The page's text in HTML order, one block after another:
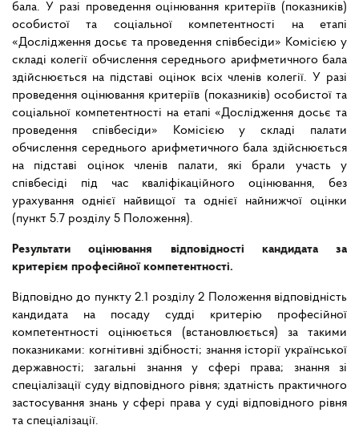
бала. У разі проведення оцінювання критеріїв (показників)
особистої та соціальної компетентності на етапі
«Дослідження досьє та проведення співбесіди» Комісією у
складі колегії обчислення середнього арифметичного бала
здійснюється на підставі оцінок всіх членів колегії. У разі
проведення оцінювання критеріїв (показників) особистої та
соціальної компетентності на етапі «Дослідження досьє та
проведення співбесіди» Комісією у складі палати
обчислення середнього арифметичного бала здійснюється
на підставі оцінок членів палати, які брали участь у
співбесіді під час кваліфікаційного оцінювання, без
урахування однієї найвищої та однієї найнижчої оцінки
(пункт 5.7 розділу 5 Положення).
Результати оцінювання відповідності кандидата за
критерієм професійної компетентності.
Відповідно до пункту 2.1 розділу 2
Положення відповідність
кандидата на посаду судді критерію професійної
компетентності оцінюється (встановлюється) за такими
показниками: когнітивні здібності; знання історії української
державності; загальні знання у сфері права; знання зі
спеціалізації суду відповідного рівня; здатність практичного
застосування знань у сфері права у суді відповідного рівня
та спеціалізації.